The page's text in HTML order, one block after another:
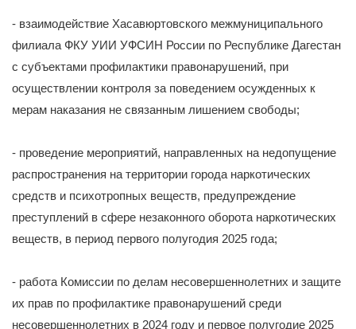
- взаимодействие Хасавюртовского межмуниципального
филиала ФКУ УИИ УФСИН России по Республике Дагестан
с субъектами профилактики правонарушений, при
осуществлении контроля за поведением осужденных к
мерам наказания не связанным лишением свободы;
- проведение мероприятий, направленных на недопущение
распространения на территории города наркотических
средств и психотропных веществ, предупреждение
преступлений в сфере незаконного оборота наркотических
веществ, в период первого полугодия 2025 года;
- работа Комиссии по делам несовершеннолетних и защите
их прав по профилактике правонарушений среди
несовершеннолетних в 2024 году и первое полугодие 2025